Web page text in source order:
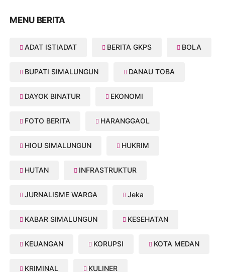
MENU BERITA
ADAT ISTIADAT BERITA GKPS BOLA
BUPATI SIMALUNGUN DANAU TOBA
DAYOK BINATUR EKONOMI
FOTO BERITA HARANGGAOL
HIOU SIMALUNGUN HUKRIM
HUTAN INFRASTRUKTUR
JURNALISME WARGA Jeka
KABAR SIMALUNGUN KESEHATAN
KEUANGAN KORUPSI KOTA MEDAN
KRIMINAL KULINER